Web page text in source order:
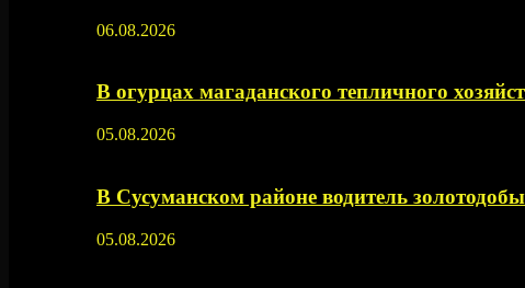
06.08.2026
В огурцах магаданского тепличного
05.08.2026
В Сусуманском районе водитель
05.08.2026